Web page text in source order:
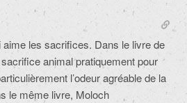
aime les sacrifices. Dans le livre de
animal pratiquement pour
l’odeur agréable de la
le même livre, Moloch